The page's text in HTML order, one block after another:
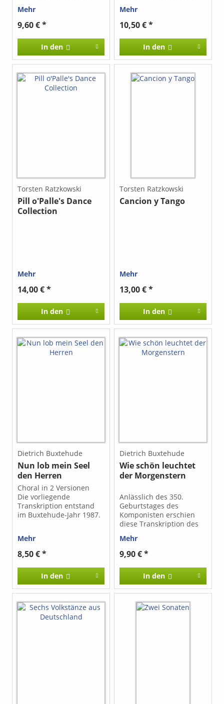
Gitarren zu erweitern.
Neben vielen
zeitgenössischen Werken
gibt es auf diesem Gebiet
eine Menge wertvoller
Literatur zu entdecken,
die auf ihren
Originalinstrumenten ein
häufig unberechtigtes
Schattendasein führen.
Mehr
9,60 € *
In den
Gitarren zu erweitern.
Neben vielen
zeitgenössischen Werken
gibt es auf diesem Gebiet
eine Menge wertvoller
Literatur zu entdecken,
die auf ihren
Originalinstrumenten ein
häufig unberechtigtes
Mehr
10,50 € *
In den
Torsten Ratzkowski
Pill o'Palle's Dance
Collection
Mehr
14,00 € *
In den
Torsten Ratzkowski
Cancion y Tango
Mehr
13,00 € *
In den
Dietrich Buxtehude
Nun lob mein Seel
den Herren
Choral in 2 Versionen
Die vorliegende
Transkription entstand
im Buxtehude-Jahr 1987.
Mehr
8,50 € *
In den
Dietrich Buxtehude
Wie schön leuchtet
der Morgenstern
Anlässlich des 350.
Geburtstages des
Komponisten erschien
diese Transkription des
Werkverzeichnisses 223.
Das klar gegliederte und
überschaubare Stück
bedeutet für jeden
Gitarristen eine
Bereicherung seines
barocken Repertoires.
Mehr
9,90 € *
In den